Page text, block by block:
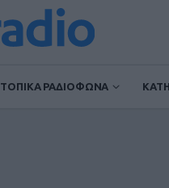
ΤΟΠΙΚΑ ΡΑΔΙΟΦΩΝΑ